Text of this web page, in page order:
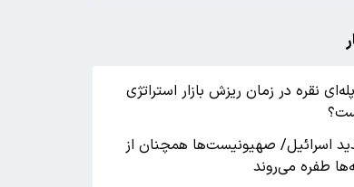
نقره در زمان ریزش بازار استراتژی
اسرائیل/ صهیونیست‌ها همچنان از
طفره می‌روند